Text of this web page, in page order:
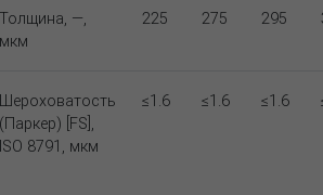
Толщина, —,
мкм
225 275 295
Шероховатость
(Паркер) [FS],
ISO 8791, мкм
≤1.6 ≤1.6 ≤1.6